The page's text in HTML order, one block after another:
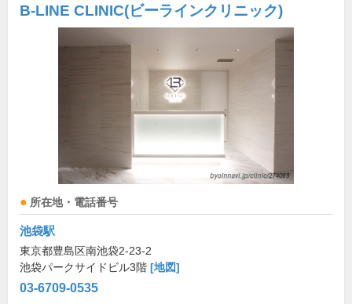
B-LINE CLINIC(ビーラインクリニック)
所在地・電話番号
池袋駅
東京都豊島区南池袋2-23-2
池袋パークサイドビル3階 [地図]
03-6709-0535